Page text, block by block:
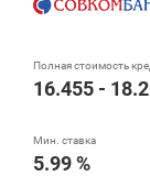
16.455 -
5.99 %